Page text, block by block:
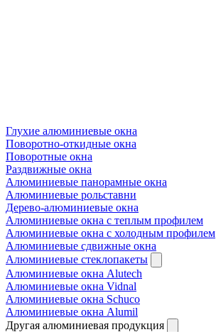
Глухие алюминиевые окна
Поворотно-откидные окна
Поворотные окна
Раздвижные окна
Алюминиевые панорамные окна
Алюминиевые рольставни
Дерево-алюминиевые окна
Алюминиевые окна с теплым профилем
Алюминиевые окна с холодным профилем
Алюминиевые сдвижные окна
Алюминиевые стеклопакеты
Алюминиевые окна Alutech
Алюминиевые окна Vidnal
Алюминиевые окна Schuco
Алюминиевые окна Alumil
Другая алюминиевая продукция